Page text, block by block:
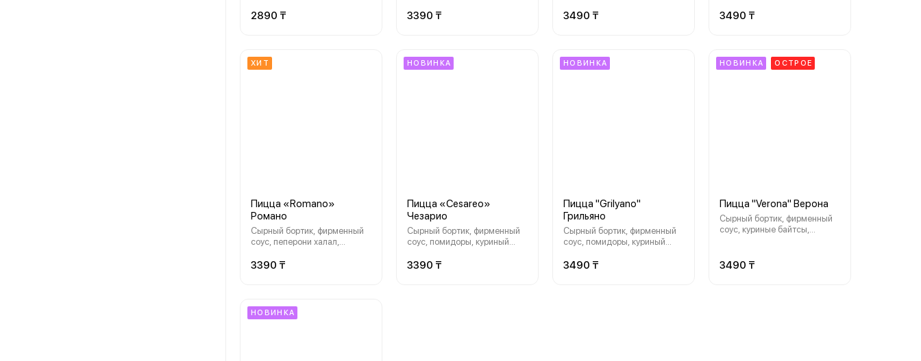
2890 ₸
лук, сыр моцарелла, орегано,
3390 ₸ 3490 ₸
орегано, зелень
3490 ₸
ХИТ
Пицца «Romano»
Романо
Сырный бортик, фирменный
соус, пеперони халал,
орегано, зелень
3390 ₸
НОВИНКА
Пицца «Cesareo»
Чезарио
Сырный бортик, фирменный
соус, помидоры, куриный
моцарелла, орегано
3390 ₸
НОВИНКА
Пицца "Grilyano"
Грильяно
Сырный бортик, фирменный
соус, помидоры, куриный
«Моцарелла», орегано
3490 ₸
НОВИНКА ОСТРОЕ
Пицца "Verona" Верона
Сырный бортик, фирменный
соус, куриные байтсы,
3490 ₸
НОВИНКА